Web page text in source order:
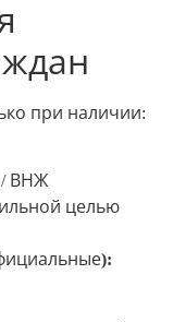
при наличии:
/ ВНЖ
целью